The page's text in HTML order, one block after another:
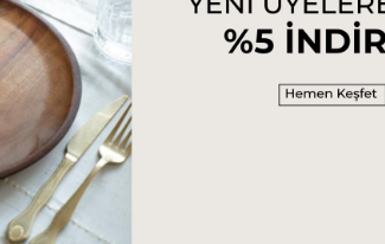
Ölçü rehberi